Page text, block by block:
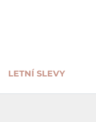
LETNÍ SLEVY